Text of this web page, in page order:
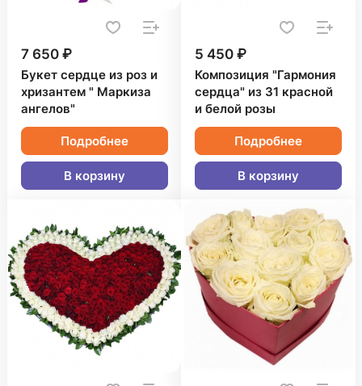
7 650 ₽
Букет сердце из роз и
хризантем " Маркиза
ангелов"
Подробнее
В корзину
5 450 ₽
Композиция "Гармония
сердца" из 31 красной
и белой розы
Подробнее
В корзину